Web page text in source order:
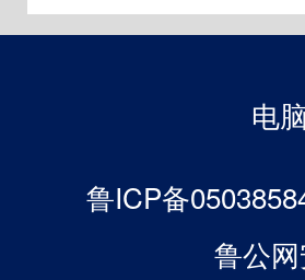
电
鲁ICP备
鲁公